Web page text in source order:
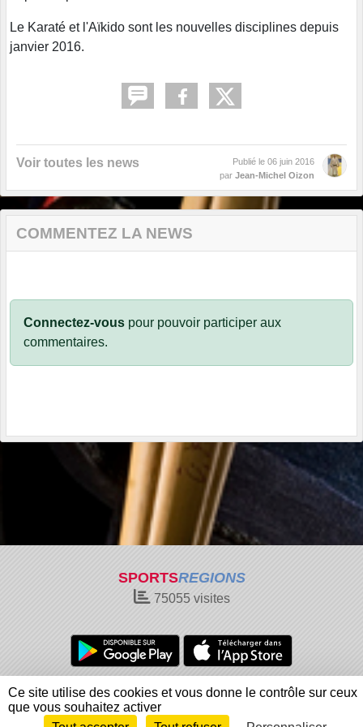
Le Karaté et l'Aïkido sont les nouvelles disciplines depuis
janvier 2016.
Voir toutes les news Publié le 06 juin 2016
par Jean-Michel Oizon
COMMENTEZ LA NEWS
Connectez-vous pour pouvoir participer aux
commentaires.
SPORTSREGIONS
75055visites
Charte cookies
Gestion des cookies
Informations légales
Signaler un contenu inapproprié
Ce site utilise des cookies et vous donne le contrôle sur ceux
que vous souhaitez activer